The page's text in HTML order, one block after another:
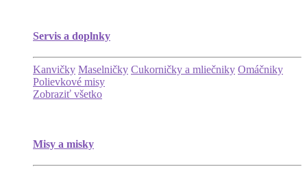
Servis a doplnky
Kanvičky Maselničky Cukorničky a mliečniky Omáčniky
Polievkové misy
Zobraziť všetko
Misy a misky